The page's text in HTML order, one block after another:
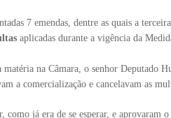
7 emendas, dentre as quais a
aplicadas durante a vigência da
na Câmara, o senhor Deputado
a comercialização e cancelavam as
como já era de se esperar, e aprovaram o